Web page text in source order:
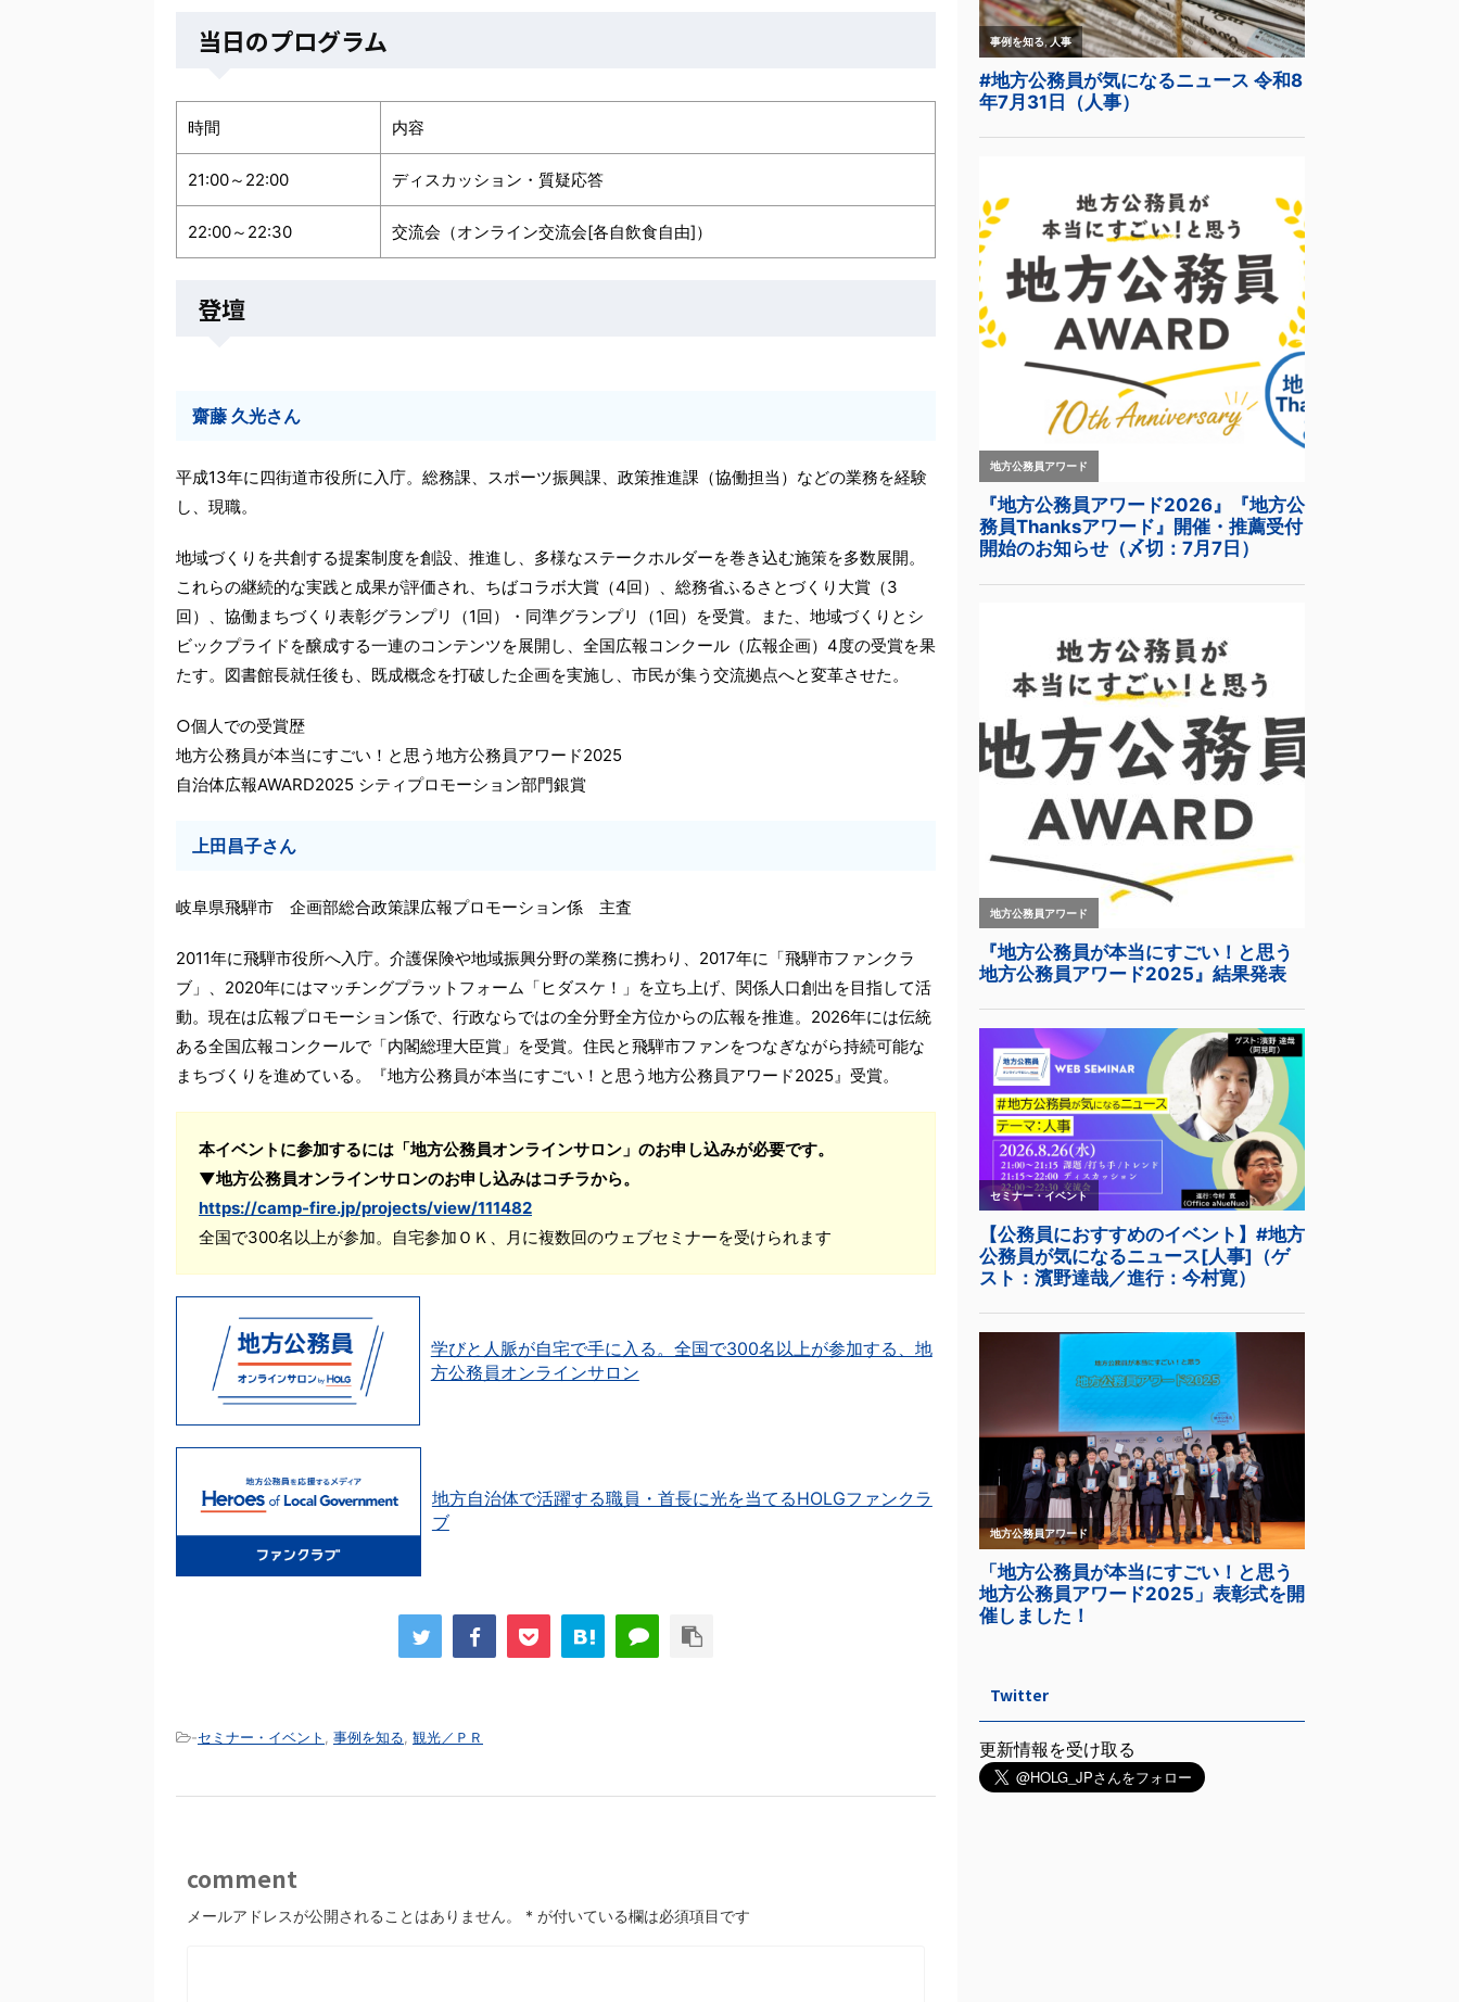
当日のプログラム
時間 内容
21:00～22:00 ディスカッション・質疑応答
22:00～22:30 交流会（オンライン交流会[各自飲食自由]）
登壇
齋藤 久光さん
平成13年に四街道市役所に入庁。総務課、スポーツ振興課、政策推進課（協働担当）などの業務を経験
し、現職。
地域づくりを共創する提案制度を創設、推進し、多様なステークホルダーを巻き込む施策を多数展開。
これらの継続的な実践と成果が評価され、ちばコラボ大賞（4回）、総務省ふるさとづくり大賞（3
回）、協働まちづくり表彰グランプリ（1回）・同準グランプリ（1回）を受賞。また、地域づくりとシ
ビックプライドを醸成する一連のコンテンツを展開し、全国広報コンクール（広報企画）4度の受賞を果
たす。図書館長就任後も、既成概念を打破した企画を実施し、市民が集う交流拠点へと変革させた。
○個人での受賞歴
地方公務員が本当にすごい！と思う地方公務員アワード2025
自治体広報AWARD2025 シティプロモーション部門銀賞
上田昌子さん
岐阜県飛騨市 企画部総合政策課広報プロモーション係 主査
2011年に飛騨市役所へ入庁。介護保険や地域振興分野の業務に携わり、2017年に「飛騨市ファンクラ
ブ」、2020年にはマッチングプラットフォーム「ヒダスケ！」を立ち上げ、関係人口創出を目指して活
動。現在は広報プロモーション係で、行政ならではの全分野全方位からの広報を推進。2026年には伝統
ある全国広報コンクールで「内閣総理大臣賞」を受賞。住民と飛騨市ファンをつなぎながら持続可能な
まちづくりを進めている。『地方公務員が本当にすごい！と思う地方公務員アワード2025』受賞。
本イベントに参加するには「地方公務員オンラインサロン」のお申し込みが必要です。
▼地方公務員オンラインサロンのお申し込みはコチラから。
https://camp-fire.jp/projects/view/111482
全国で300名以上が参加。自宅参加ＯＫ、月に複数回のウェブセミナーを受けられます
学びと人脈が自宅で手に入る。全国で300名以上が参加する、地
方公務員オンラインサロン
地方自治体で活躍する職員・首長に光を当てるHOLGファンクラ
ブ
-セミナー・イベント 事例を知る 観光／ＰＲ
comment
メールアドレスが公開されることはありません。 * が付いている欄は必須項目です
Twitter
更新情報を受け取る